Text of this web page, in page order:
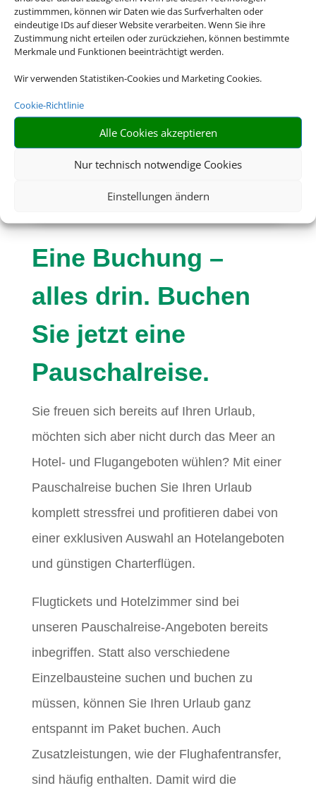
zustimmmen, können wir Daten wie das Surfverhalten oder
eindeutige IDs auf dieser Website verarbeiten. Wenn Sie ihre
Zustimmung nicht erteilen oder zurückziehen, können bestimmte
Merkmale und Funktionen beeinträchtigt werden.
Wir verwenden Statistiken-Cookies und Marketing Cookies.
Cookie-Richtlinie
Alle Cookies akzeptieren
Nur technisch notwendige Cookies
Einstellungen ändern
Eine Buchung –
alles drin. Buchen
Sie jetzt eine
Pauschalreise.
Sie freuen sich bereits auf Ihren Urlaub,
möchten sich aber nicht durch das Meer an
Hotel- und Flugangeboten wühlen? Mit einer
Pauschalreise buchen Sie Ihren Urlaub
komplett stressfrei und profitieren dabei von
einer exklusiven Auswahl an Hotelangeboten
und günstigen Charterflügen.
Flugtickets und Hotelzimmer sind bei
unseren Pauschalreise-Angeboten bereits
inbegriffen. Statt also verschiedene
Einzelbausteine suchen und buchen zu
müssen, können Sie Ihren Urlaub ganz
entspannt im Paket buchen. Auch
Zusatzleistungen, wie der Flughafentransfer,
sind häufig enthalten. Damit wird die